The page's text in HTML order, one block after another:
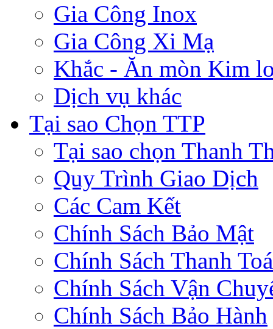
Gia Công Inox
Gia Công Xi Mạ
Khắc - Ăn mòn Kim
Dịch vụ khác
Tại sao Chọn TTP
Tại sao chọn Thanh
Quy Trình Giao Dịch
Các Cam Kết
Chính Sách Bảo Mật
Chính Sách Thanh
Chính Sách Vận
Chính Sách Bảo Hành